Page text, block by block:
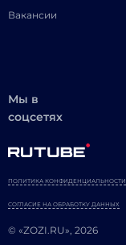
Вакансии
Мы в
соцсетях
© «ZOZI.RU», 2026
ПОЛИТИКА КОНФИДЕНЦИАЛЬНОСТИ
СОГЛАСИЕ НА ОБРАБОТКУ ДАННЫХ